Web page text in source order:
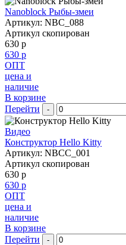
Nanoblock Рыбы-змеи
Артикул: NBC_088
Артикул скопирован
630 р
630 р
ОПТ
цена и
наличие
В корзине
Перейти
-
Видео
Конструктор Hello Kitty
Артикул: NBCC_001
Артикул скопирован
630 р
630 р
ОПТ
цена и
наличие
В корзине
Перейти
-